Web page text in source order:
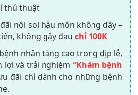
thủ thuật
nội soi hậu môn không dây –
không gây đau chỉ 100K
nhân tăng cao trong dịp lễ,
lợi và trải nghiệm “Khám bệnh
đãi chỉ dành cho những bệnh